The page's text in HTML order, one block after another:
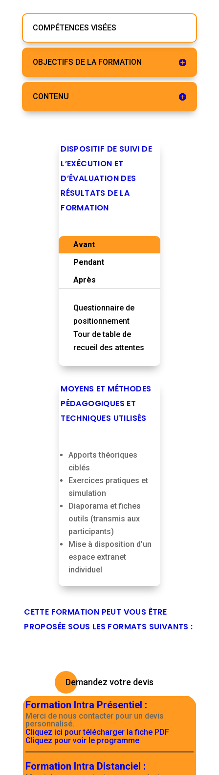
COMPÉTENCES VISÉES
OBJECTIFS DE LA FORMATION
CONTENU
DISPOSITIF DE SUIVI DE
L’EXÉCUTION ET
D’ÉVALUATION DES
RÉSULTATS DE LA
FORMATION
Avant
Pendant
Après
Questionnaire de
positionnement
Tour de table de
recueil des attentes
MOYENS ET MÉTHODES
PÉDAGOGIQUES ET
TECHNIQUES UTILISÉS
Apports théoriques
ciblés
Exercices pratiques et
simulation
Diaporama et fiches
outils (transmis aux
participants)
Mise à disposition d’un
espace extranet
individuel
CETTE FORMATION PEUT VOUS ÊTRE
PROPOSÉE SOUS LES FORMATS SUIVANTS :
Demandez votre devis
Formation Intra Présentiel :
Merci de nous contacter pour un devis
personnalisé.
Cliquez ici pour télécharger la fiche PDF
Cliquez pour voir le programme
Formation Intra Distanciel :